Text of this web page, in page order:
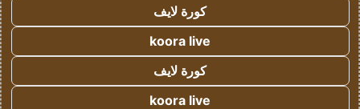
كورة لايف
koora live
كورة لايف
koora live